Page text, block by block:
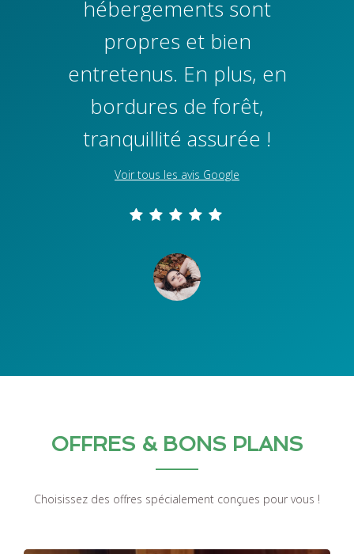
hébergements sont
propres et bien
entretenus. En plus, en
bordures de forêt,
tranquillité assurée !
Voir tous les avis Google
OFFRES & BONS PLANS
Choisissez des offres spécialement conçues pour vous !